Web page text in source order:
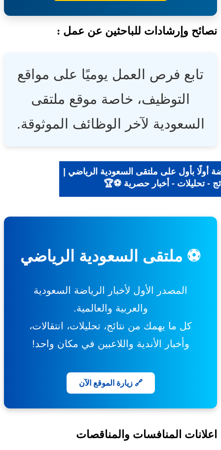
وإرشادات للباحثين عن عمل :
تابع فرص العمل يوميًا على مواقع
التوظيف، خاصة موقع ملتقى
السعودية لآخر الوظائف الموثوقة.
أولًا بأول على ملتقى السعودية الرياضي |
- تحليلات - أخبار حصرية ⚽🏆
⚽ ملتقى السعودية الرياضي
المصدر الأول لأخبار الرياضة السعودية
والعربية والعالمية.
كل ما يهمك من نتائج، تحليلات، انتقالات،
وأخبار الأندية واللاعبين في مكان واحد!
🔗 زيارة الموقع الآن
المنافسات والمناقصات